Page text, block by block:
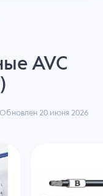
AVC
Обновлен 20 июня 2026